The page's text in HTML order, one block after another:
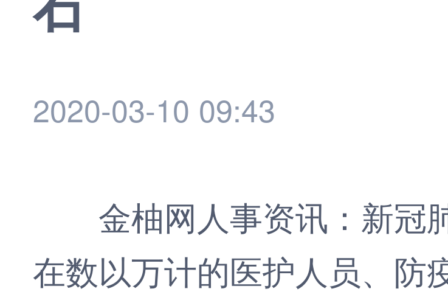
2020-03-10 09:43
金柚网人事资讯 ：新冠
在数以万计的医护人员、防